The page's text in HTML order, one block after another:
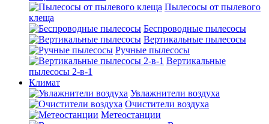
Пылесосы от пылевого
клеща
Беспроводные пылесосы
Вертикальные пылесосы
Ручные пылесосы
Вертикальные
пылесосы 2-в-1
Климат
Увлажнители воздуха
Очистители воздуха
Метеостанции